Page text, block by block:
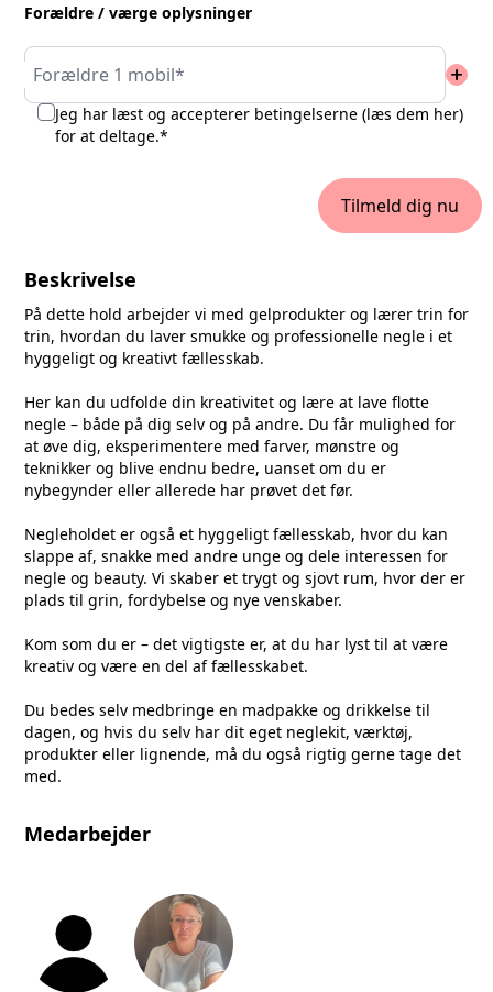
Forældre / værge oplysninger
Forældre 1 mobil* add
Jeg har læst og accepterer betingelserne (læs dem her)
for at deltage.*
Tilmeld dig nu
Beskrivelse
På dette hold arbejder vi med gelprodukter og lærer trin for
trin, hvordan du laver smukke og professionelle negle i et
hyggeligt og kreativt fællesskab.
Her kan du udfolde din kreativitet og lære at lave flotte
negle – både på dig selv og på andre. Du får mulighed for
at øve dig, eksperimentere med farver, mønstre og
teknikker og blive endnu bedre, uanset om du er
nybegynder eller allerede har prøvet det før.
Negleholdet er også et hyggeligt fællesskab, hvor du kan
slappe af, snakke med andre unge og dele interessen for
negle og beauty. Vi skaber et trygt og sjovt rum, hvor der er
plads til grin, fordybelse og nye venskaber.
Kom som du er – det vigtigste er, at du har lyst til at være
kreativ og være en del af fællesskabet.
Du bedes selv medbringe en madpakke og drikkelse til
dagen, og hvis du selv har dit eget neglekit, værktøj,
produkter eller lignende, må du også rigtig gerne tage det
med.
Medarbejder